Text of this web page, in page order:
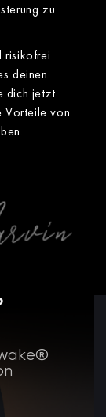
zu
risikofrei
deinen
dich jetzt
Vorteile von